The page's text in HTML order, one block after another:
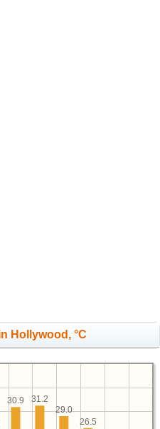
Hollywood, °C
26.5
29.0
31.2
30.9